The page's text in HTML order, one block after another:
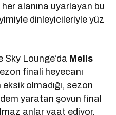
her alanına uyarlayan bu
dinleyicileriyle yüz
Sky Lounge’da Melis
finali heyecanı
olmadığı, sezon
yaratan şovun final
anlar vaat ediyor.